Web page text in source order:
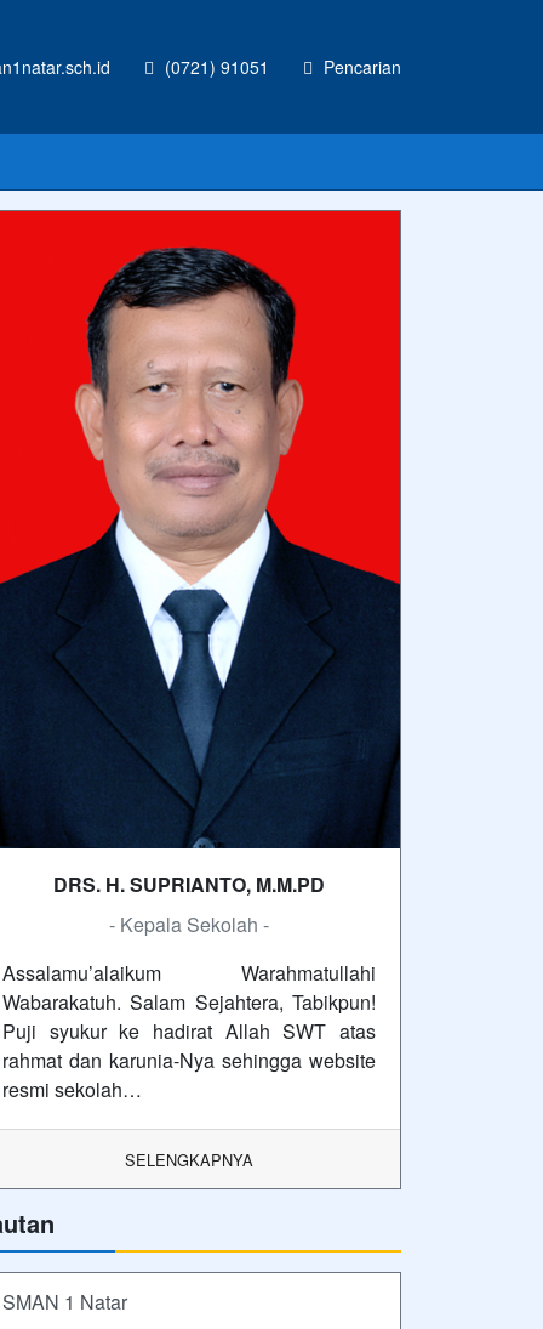
(0721) 91051 Pencarian
DRS. H. SUPRIANTO, M.M.PD
- Kepala Sekolah -
Assalamu’alaikum Warahmatullahi
Wabarakatuh. Salam Sejahtera, Tabikpun!
Puji syukur ke hadirat Allah SWT atas
rahmat dan karunia-Nya sehingga website
resmi sekolah…
SELENGKAPNYA
SMAN 1 Natar